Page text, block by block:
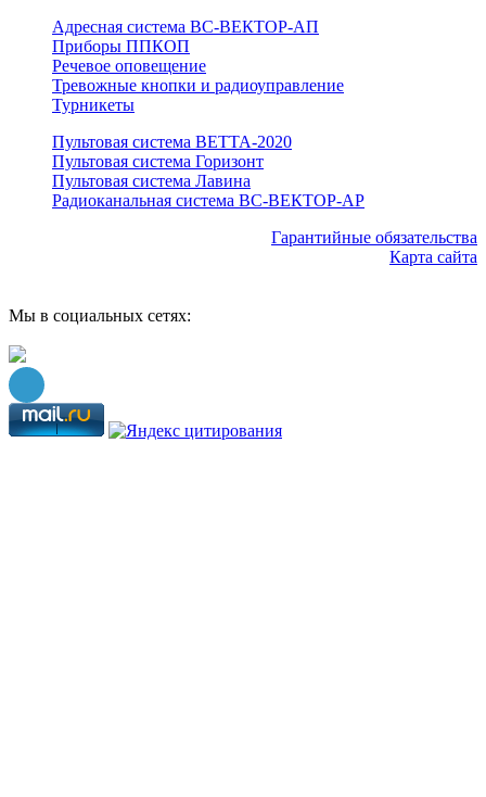
Адресная система ВС-ВЕКТОР-АП
Приборы ППКОП
Речевое оповещение
Тревожные кнопки и радиоуправление
Турникеты
Пультовая система ВЕТТА-2020
Пультовая система Горизонт
Пультовая система Лавина
Радиоканальная система ВС-ВЕКТОР-АР
Гарантийные обязательства
Карта сайта
Мы в социальных сетях: